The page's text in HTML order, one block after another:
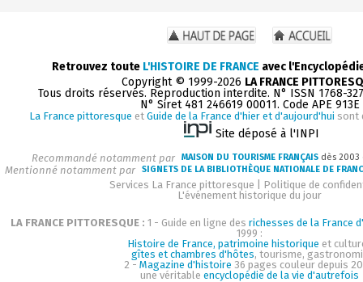
Retrouvez toute L'HISTOIRE DE FRANCE avec
Copyright © 1999-2026 LA FRANCE
Tous droits réservés. Reproduction interdite. N° ISSN 1768-
N° Siret 481 246619 00011. Code APE 913E
La France pittoresque et Guide de la France d'hier et d'aujourd'hui sont
Site déposé à l'INPI
Recommandé notamment par MAISON DU TOURISME FRANÇAIS dès
Mentionné notamment par SIGNETS DE LA BIBLIOTHÈQUE NATIONALE DE
Services La France pittoresque
Politique de
L'événement historique du jour
LA FRANCE PITTORESQUE : 1 - Guide en ligne des richesses de la France
1999 :
Histoire de France, patrimoine historique et
gîtes et chambres d'hôtes, tourisme,
2 - Magazine d'histoire 36 pages couleur depuis
une véritable encyclopédie de la vie d'autrefois